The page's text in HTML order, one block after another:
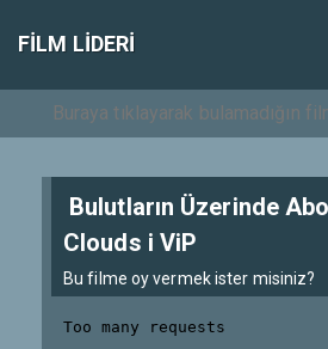
FILM LIDERI
Bulutların Üzerinde
Clouds i ViP
Bu filme oy vermek ister misiniz?